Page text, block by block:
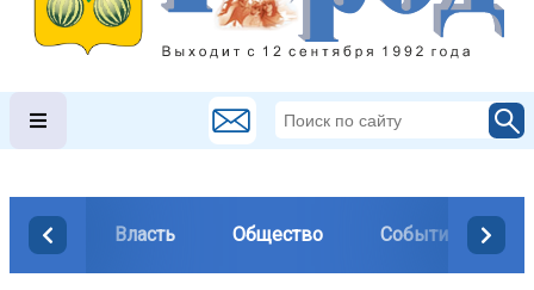
Власть Общество События